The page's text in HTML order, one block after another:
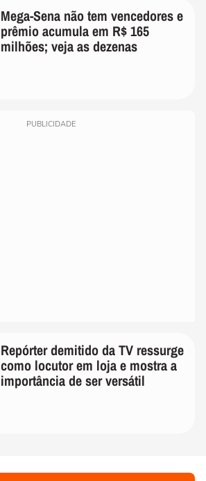
Mega-Sena não tem vencedores e
prêmio acumula em R$ 165
milhões; veja as dezenas
PUBLICIDADE
Repórter demitido da TV ressurge
como locutor em loja e mostra a
importância de ser versátil